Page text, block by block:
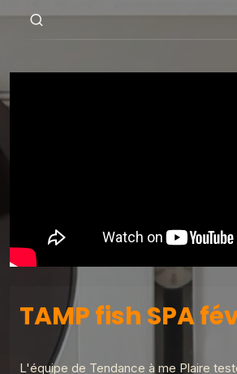
TAMP fish SPA
L'équipe de Tendance à me Plaire